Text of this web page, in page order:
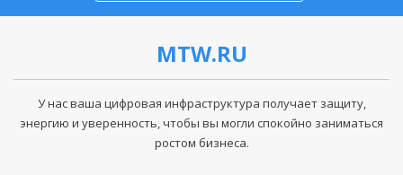
MTW.RU
У нас ваша цифровая инфраструктура получает защиту,
энергию и уверенность, чтобы вы могли спокойно заниматься
ростом бизнеса.